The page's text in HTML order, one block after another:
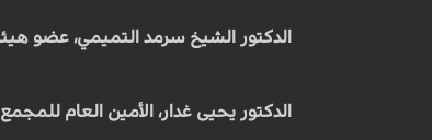
الدكتور الشيخ سرمد التميمي، عضو
الدكتور يحيى غدار، الأمين العام